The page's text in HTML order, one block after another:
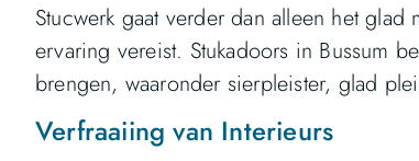
Stucwerk gaat verder dan alleen het
ervaring vereist. Stukadoors in Bussum
brengen, waaronder sierpleister, glad
Verfraaiing van Interieurs